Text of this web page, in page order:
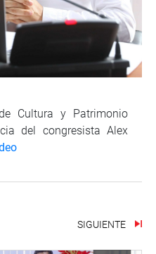
Cultura y Patrimonio
del congresista Alex
SIGUIENTE